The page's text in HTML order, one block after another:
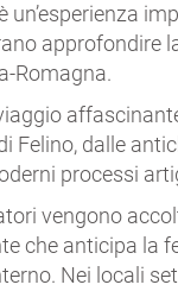
un’esperienza
approfondire
Romagna.
Felino, dalle
processi
vengono
che anticipa la
Nei locali